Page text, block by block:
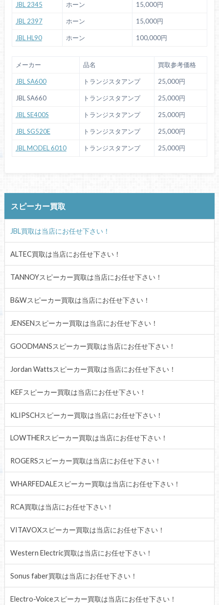
JBL 2345 ホーン 15,000円
JBL 2397 ホーン 15,000円
JBL HL90 ホーン 100,000円
メーカー 品名 買取参考価格
JBL SA600 トランジスタアンプ 25,000円
JBL SA660 トランジスタアンプ 25,000円
JBL SE400S トランジスタアンプ 25,000円
JBL SG520E トランジスタアンプ 25,000円
JBL MODEL 6010 トランジスタアンプ 25,000円
スピーカー買取
JBL買取は当店にお任せ下さい！
ALTEC買取は当店にお任せ下さい！
TANNOYスピーカー買取は当店にお任せ下さい！
B&Wスピーカー買取は当店にお任せ下さい！
JENSENスピーカー買取は当店にお任せ下さい！
GOODMANSスピーカー買取は当店にお任せ下さい！
Jordan Wattsスピーカー買取は当店にお任せ下さい！
KEFスピーカー買取は当店にお任せ下さい！
KLIPSCHスピーカー買取は当店にお任せ下さい！
LOWTHERスピーカー買取は当店にお任せ下さい！
ROGERSスピーカー買取は当店にお任せ下さい！
WHARFEDALEスピーカー買取は当店にお任せ下さい！
RCA買取は当店にお任せ下さい！
VITAVOXスピーカー買取は当店にお任せ下さい！
Western Electric買取は当店にお任せ下さい！
Sonus faber買取は当店にお任せ下さい！
Electro-Voiceスピーカー買取は当店にお任せ下さい！